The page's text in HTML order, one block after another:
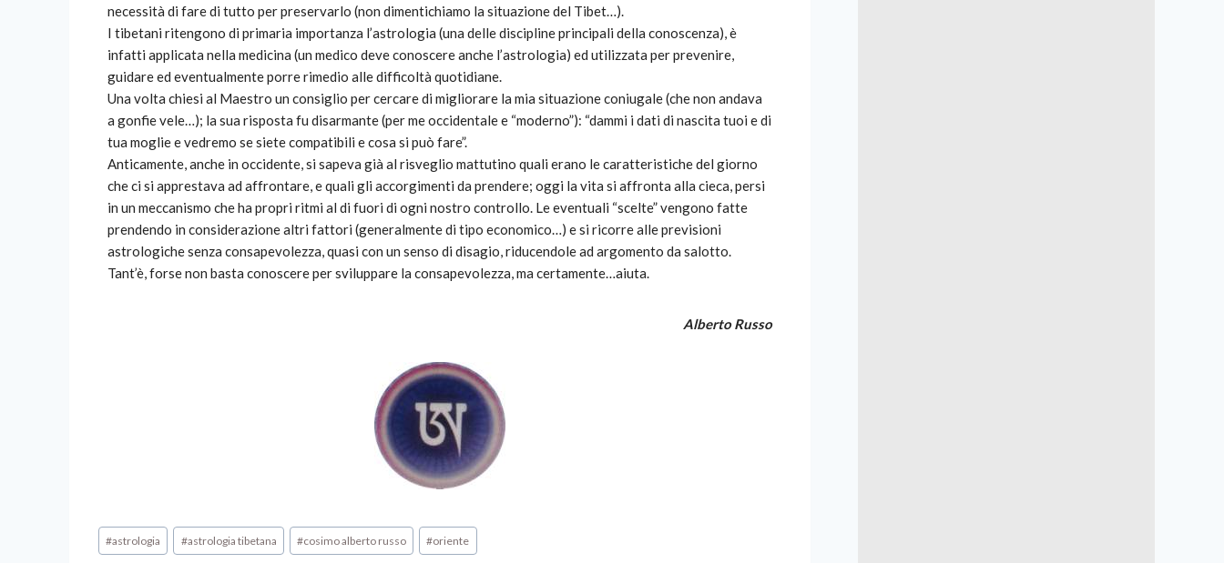
necessità di fare di tutto per preservarlo (non dimentichiamo la situazione del Tibet…).
I tibetani ritengono di primaria importanza l’astrologia (una delle discipline principali della conoscenza), è
infatti applicata nella medicina (un medico deve conoscere anche l’astrologia) ed utilizzata per prevenire,
guidare ed eventualmente porre rimedio alle difficoltà quotidiane.
Una volta chiesi al Maestro un consiglio per cercare di migliorare la mia situazione coniugale (che non andava
a gonfie vele…); la sua risposta fu disarmante (per me occidentale e “moderno”): “dammi i dati di nascita tuoi e di
tua moglie e vedremo se siete compatibili e cosa si può fare”.
Anticamente, anche in occidente, si sapeva già al risveglio mattutino quali erano le caratteristiche del giorno
che ci si apprestava ad affrontare, e quali gli accorgimenti da prendere; oggi la vita si affronta alla cieca, persi
in un meccanismo che ha propri ritmi al di fuori di ogni nostro controllo. Le eventuali “scelte” vengono fatte
prendendo in considerazione altri fattori (generalmente di tipo economico…) e si ricorre alle previsioni
astrologiche senza consapevolezza, quasi con un senso di disagio, riducendole ad argomento da salotto.
Tant’è, forse non basta conoscere per sviluppare la consapevolezza, ma certamente…aiuta.
Alberto Russo
#astrologia #astrologia tibetana #cosimo alberto russo #oriente